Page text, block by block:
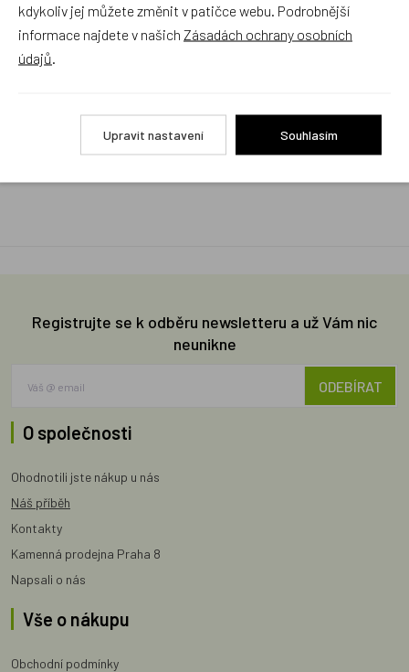
Milujeme české výrobky
Objednávky obsahující jen skladové položky
expedujeme i v den objednávky, ostatní dle dodací
Registrujte se k odběru newsletteru a už Vám nic
neunikne
ODEBÍRAT
O společnosti
Ohodnotili jste nákup u nás
Náš příběh
Kontakty
Kamenná prodejna Praha 8
Napsali o nás
Vše o nákupu
Obchodní podmínky
kdykoliv jej můžete změnit v patičce webu. Podrobnější
informace najdete v našich Zásadách ochrany osobních
údajů
Upravit nastavení Souhlasím